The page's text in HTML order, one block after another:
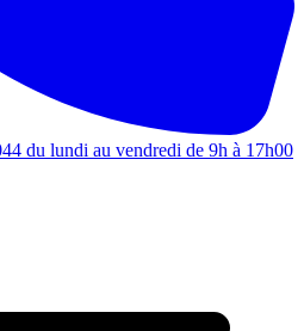
du lundi au vendredi de 9h à 17h00